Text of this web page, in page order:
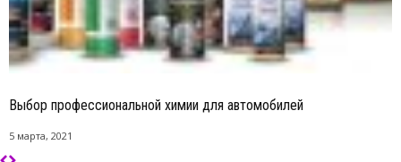
Выбор профессиональной химии для автомобилей
5 марта, 2021